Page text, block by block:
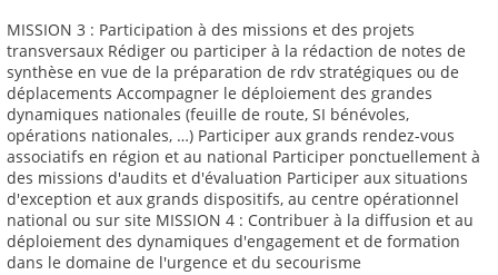
MISSION 3 : Participation à des missions et des projets
transversaux Rédiger ou participer à la rédaction de notes de
synthèse en vue de la préparation de rdv stratégiques ou de
déplacements Accompagner le déploiement des grandes
dynamiques nationales (feuille de route, SI bénévoles,
opérations nationales, …) Participer aux grands rendez-vous
associatifs en région et au national Participer ponctuellement à
des missions d'audits et d'évaluation Participer aux situations
d'exception et aux grands dispositifs, au centre opérationnel
national ou sur site MISSION 4 : Contribuer à la diffusion et au
déploiement des dynamiques d'engagement et de formation
dans le domaine de l'urgence et du secourisme